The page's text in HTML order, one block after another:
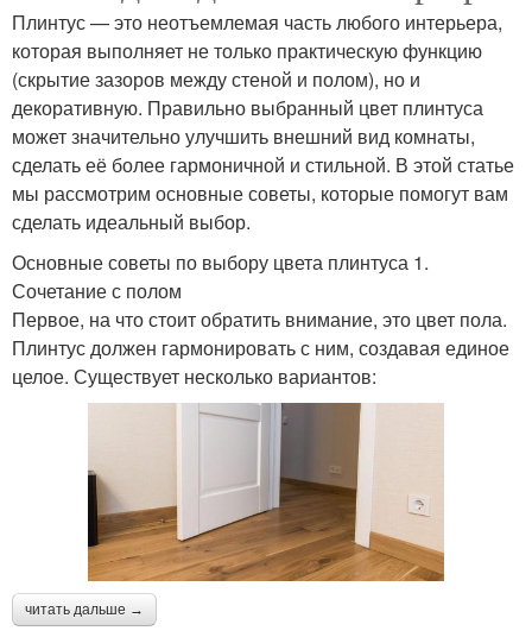
Плинтус — это неотъемлемая часть любого интерьера,
которая выполняет не только практическую функцию
(скрытие зазоров между стеной и полом), но и
декоративную. Правильно выбранный цвет плинтуса
может значительно улучшить внешний вид комнаты,
сделать её более гармоничной и стильной. В этой статье
мы рассмотрим основные советы, которые помогут вам
сделать идеальный выбор.
Основные советы по выбору цвета плинтуса 1.
Сочетание с полом
Первое, на что стоит обратить внимание, это цвет пола.
Плинтус должен гармонировать с ним, создавая единое
целое. Существует несколько вариантов:
читать дальше →